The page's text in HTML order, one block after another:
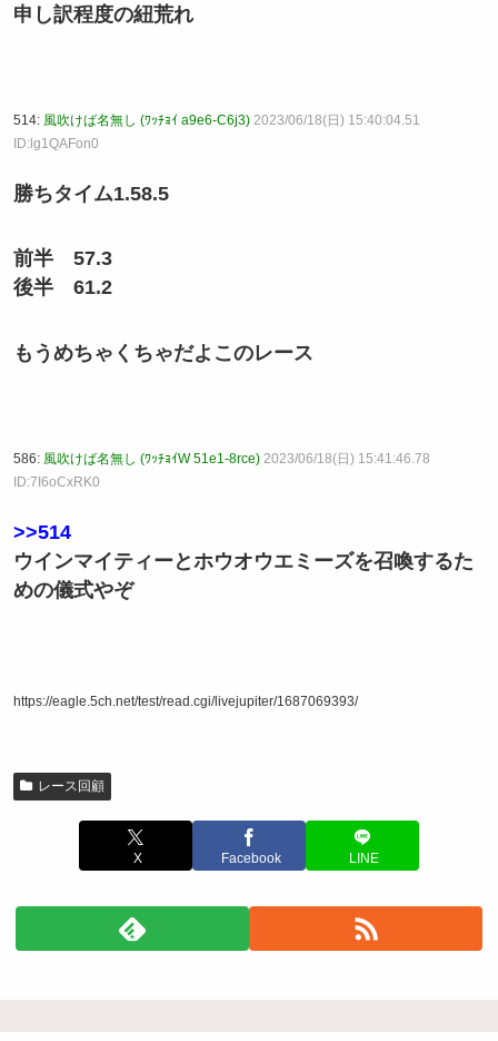
申し訳程度の紐荒れ
514: 風吹けば名無し (ﾜｯﾁｮｲ a9e6-C6j3) 2023/06/18(日) 15:40:04.51
ID:lg1QAFon0
勝ちタイム1.58.5
前半 57.3
後半 61.2
もうめちゃくちゃだよこのレース
586: 風吹けば名無し (ﾜｯﾁｮｲW 51e1-8rce) 2023/06/18(日) 15:41:46.78
ID:7I6oCxRK0
>>514
ウインマイティーとホウオウエミーズを召喚するた
めの儀式やぞ
https://eagle.5ch.net/test/read.cgi/livejupiter/1687069393/
レース回顧
X Facebook LINE